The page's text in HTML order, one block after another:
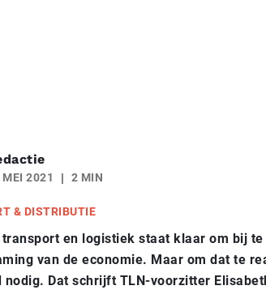
MEI 2021 2 MIN
& DISTRIBUTIE
transport en logistiek staat klaar om bij
van de economie. Maar om dat te
nodig. Dat schrijft TLN-voorzitter